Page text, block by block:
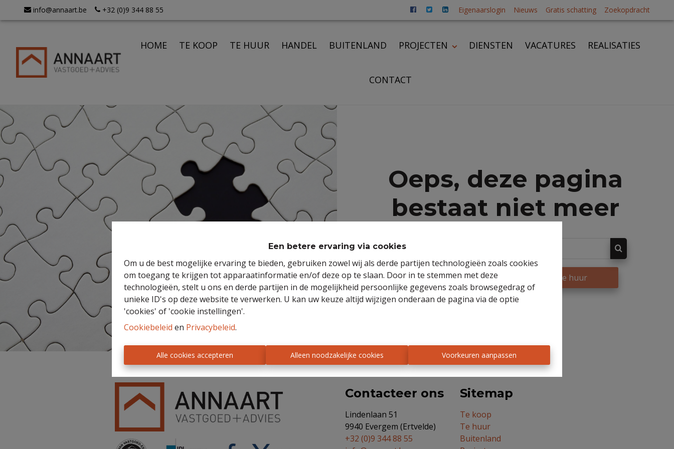
Een betere ervaring via cookies
Om u de best mogelijke ervaring te bieden, gebruiken zowel wij als derde partijen technologieën zoals cookies
om toegang te krijgen tot apparaatinformatie en/of deze op te slaan. Door in te stemmen met deze
technologieën, stelt u ons en derde partijen in de mogelijkheid persoonlijke gegevens zoals browsegedrag of
unieke ID's op deze website te verwerken. U kan uw keuze altijd wijzigen onderaan de pagina via de optie
'cookies' of 'cookie instellingen'.
Cookiebeleid en Privacybeleid.
Alle cookies accepteren Alleen noodzakelijke cookies Voorkeuren aanpassen
info@annaart.be +32 (0)9 344 88 55 Eigenaarslogin Nieuws Gratis schatting Zoekopdracht
HOME TE KOOP TE HUUR HANDEL BUITENLAND PROJECTEN DIENSTEN VACATURES REALISATIES
CONTACT
Nieuws
schatting
Zoekopdracht
Oeps, deze pagina
bestaat niet meer
Te koop Te huur
Contacteer ons
Lindenlaan 51
9940 Evergem (Ertvelde)
+32 (0)9 344 88 55
Sitemap
Te koop
Te huur
Buitenland